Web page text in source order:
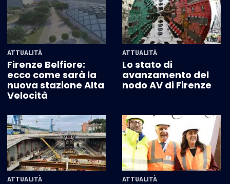
ATTUALITÀ
Firenze Belfiore:
ecco come sarà la
nuova stazione Alta
Velocità
ATTUALITÀ
Lo stato di
avanzamento del
nodo AV di Firenze
ATTUALITÀ ATTUALITÀ